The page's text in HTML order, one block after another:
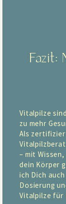
Fazit:
Vitalpilze
zu mehr
Als
– mit
dein Körper
ich Dich
Dosierung
Vitalpilze für